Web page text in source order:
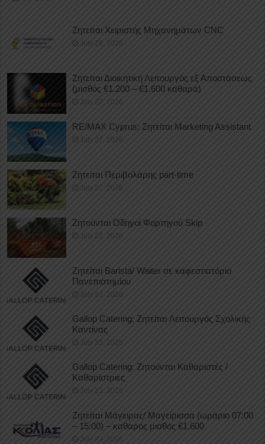
Ζητείται Χειριστής Μηχανημάτων CNC
July 29, 2026
Ζητείται Διοικητική Λειτουργός εξ Αποστάσεως
(μισθός €1.200 – €1.600 καθαρά)
July 27, 2026
RE/MAX Cyprus: Ζητείται Marketing Assistant
July 27, 2026
Ζητείται Περιβολάρης part-time
July 27, 2026
Ζητούνται Οδηγοί Φορτηγού Skip
July 27, 2026
Ζητείται Barista/ Waiter σε καφεστιατόριο
Πανεπιστημίου
July 23, 2026
Gallop Catering: Ζητείται Λειτουργός Σχολικής
Καντίνας
July 23, 2026
Gallop Catering: Ζητούνται Καθαριστές /
Καθαρίστριες
July 23, 2026
Ζητείται Μάγειρας/ Μαγείρισσα (ωράριο 07:00
– 15:00) – καθαρός μισθός €1.600
July 23, 2026